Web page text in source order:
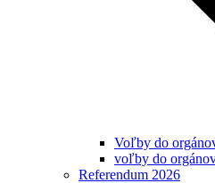
Voľby do
voľby do
Referendum 2026